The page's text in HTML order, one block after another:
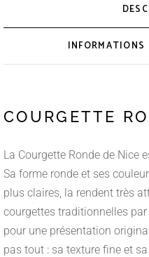
INFORMATIONS
COURGETTE
La Courgette Ronde de Nice
Sa forme ronde et ses
plus claires, la rendent très
courgettes traditionnelles
pour une présentation
pas tout : sa texture fine et